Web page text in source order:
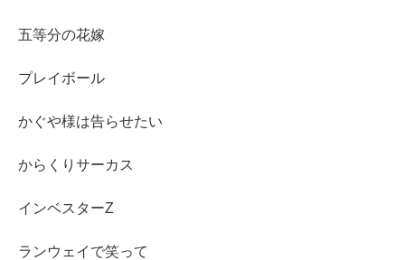
五等分の花嫁
プレイボール
かぐや様は告らせたい
からくりサーカス
インベスターZ
ランウェイで笑って